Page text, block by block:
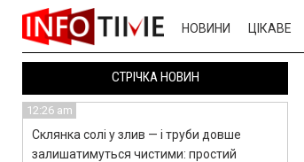
НОВИНИ ЦІКАВЕ
СТРІЧКА НОВИН
12:26 am
Склянка солі у злив — і труби довше
залишатимуться чистими: простий